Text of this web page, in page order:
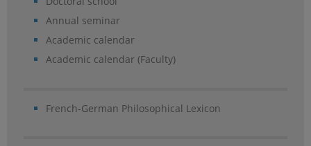
Annual seminar
Academic calendar
Academic calendar (Faculty)
French-German Philosophical Lexicon